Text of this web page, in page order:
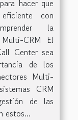
hacer que
con
la
CRM El
Center sea
de los
Multi-
CRM
de las
estos...